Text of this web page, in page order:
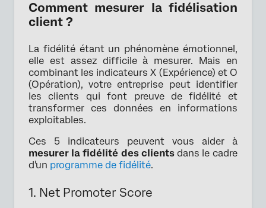
Comment mesurer la fidélisation
client ?
La fidélité étant un phénomène émotionnel,
elle est assez difficile à mesurer. Mais en
combinant les indicateurs X (Expérience) et O
(Opération), votre entreprise peut identifier
les clients qui font preuve de fidélité et
transformer ces données en informations
exploitables.
Ces 5 indicateurs peuvent vous aider à
mesurer la fidélité des clientsdans le cadre
d'un programme de fidélité.
1. Net Promoter Score